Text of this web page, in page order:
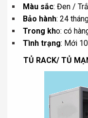
Màu sắc: Đen /
Bảo hành: 24
Trong kho: có
Tình trạng: Mới
TỦ RACK/ TỦ